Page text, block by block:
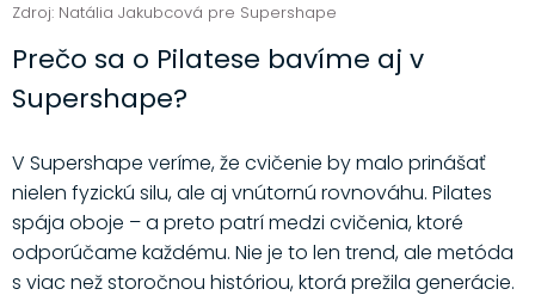
Zdroj: Natália Jakubcová pre Supershape
Prečo sa o Pilatese bavíme aj v
Supershape?
V Supershape veríme, že cvičenie by malo prinášať
nielen fyzickú silu, ale aj vnútornú rovnováhu. Pilates
spája oboje – a preto patrí medzi cvičenia, ktoré
odporúčame každému. Nie je to len trend, ale metóda
s viac než storočnou históriou, ktorá prežila generácie.